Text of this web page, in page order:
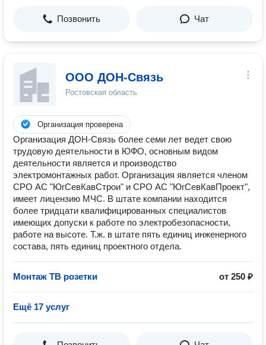
Позвонить Чат
ООО ДОН-Связь
Ростовская область
Организация проверена
Организация ДОН-Связь более семи лет ведет свою
трудовую деятельности в ЮФО, основным видом
деятельности является и производство
электромонтажных работ. Организация является членом
СРО АС "ЮгСевКавСтрои" и СРО АС "ЮгСевКавПроект",
имеет лицензию МЧС. В штате компании находится
более тридцати квалифицированных специалистов
имеющих допуски к работе по электробезопасности,
работе на высоте. Т.ж. в штате пять единиц инженерного
состава, пять единиц проектного отдела.
Монтаж ТВ розетки от 250 ₽
Ещё 17 услуг